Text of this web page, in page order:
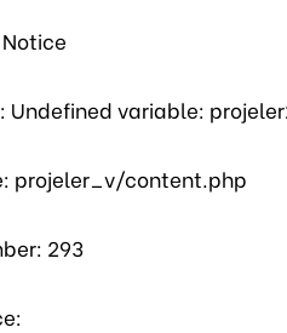
Undefined variable:
projeler_v/content.php
293